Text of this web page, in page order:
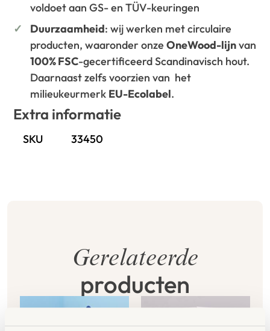
voldoet aan GS- en TÜV-keuringen
Duurzaamheid: wij werken met circulaire
producten, waaronder onzeOneWood-lijnvan
100% FSC-gecertificeerd Scandinavisch hout.
Daarnaast zelfs voorzien van het
milieukeurmerk EU-Ecolabel.
Extra informatie
SKU 33450
Gerelateerde
producten